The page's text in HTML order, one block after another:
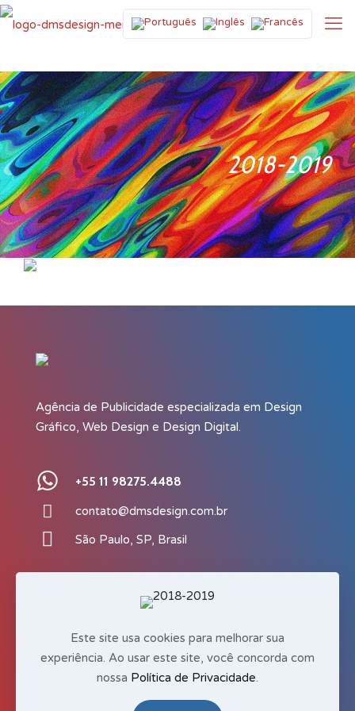
2018-2019
Agência de Publicidade especializada em Design
Gráfico, Web Design e Design Digital.
+55 11 98275.4488
contato@dmsdesign.com.br
São Paulo, SP, Brasil
Política de Privacidade
Este site usa cookies para melhorar sua
experiência. Ao usar este site, você concorda com
nossa Política de Privacidade.